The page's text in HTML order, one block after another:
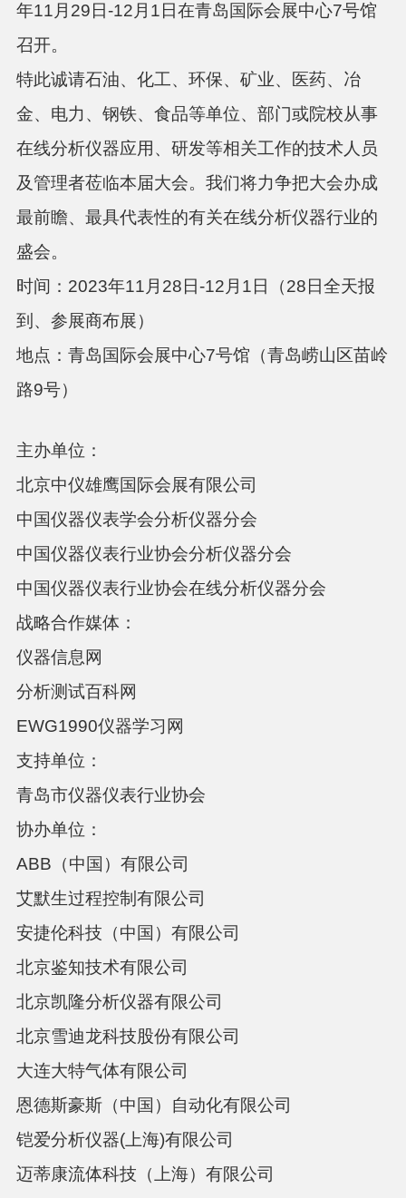
年11月29 日-12月1日在青岛国际会展中心7号馆
召开。
特此诚请石油、化工、环保、矿业、医药、冶
金、电力、钢铁、食品等单位、部门或院校从事
在线分析仪器应用、研发等相关工作的技术人员
及管理者莅临本届大会。我们将力争把大会办成
最前瞻、最具代表性的有关在线分析仪器行业的
盛会。
时间： 2023年11月28 日-12月1日（28日全天报
到、参展商布展）
地点： 青岛国际会展中心7号馆 （青岛崂山区苗岭
路9号）
主办单位：
北京中仪雄鹰国际会展有限公司
中国仪器仪表学会分析仪器分会
中国仪器仪表行业协会分析仪器分会
中国仪器仪表行业协会在线分析仪器分会
战略合作媒体：
仪器信息网
分析测试百科网
EWG1990仪器学习网
支持单位：
青岛市仪器仪表行业协会
协办单位：
ABB（中国）有限公司
艾默生过程控制有限公司
安捷伦科技（中国）有限公司
北京鉴知技术有限公司
北京凯隆分析仪器有限公司
北京雪迪龙科技股份有限公司
大连大特气体有限公司
恩德斯豪斯（中国）自动化有限公司
铠爱分析仪器(上海)有限公司
迈蒂康流体科技（上海）有限公司